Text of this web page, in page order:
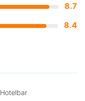
8.7
8.4
Hotelbar